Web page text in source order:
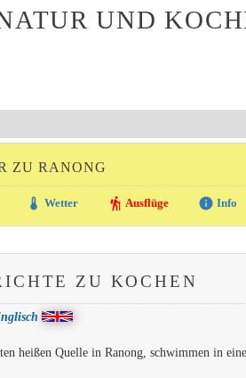
UND
ZU RANONG
thermostat Wetter hiking Ausflüge info Info
ZU KOCHEN
heißen Quelle in Ranong, schwimmen in